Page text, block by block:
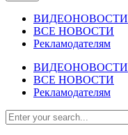
ВИДЕОНОВОСТИ
ВСЕ НОВОСТИ
Рекламодателям
ВИДЕОНОВОСТИ
ВСЕ НОВОСТИ
Рекламодателям